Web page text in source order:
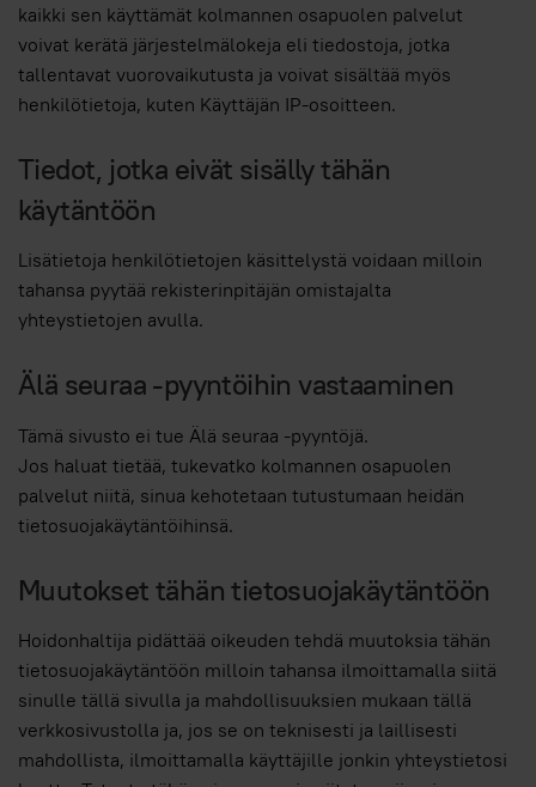
kaikki sen käyttämät kolmannen osapuolen palvelut
voivat kerätä järjestelmälokeja eli tiedostoja, jotka
tallentavat vuorovaikutusta ja voivat sisältää myös
henkilötietoja, kuten Käyttäjän IP-osoitteen.
Tiedot, jotka eivät sisälly tähän
käytäntöön
Lisätietoja henkilötietojen käsittelystä voidaan milloin
tahansa pyytää rekisterinpitäjän omistajalta
yhteystietojen avulla.
Älä seuraa -pyyntöihin vastaaminen
Tämä sivusto ei tue Älä seuraa -pyyntöjä.
Jos haluat tietää, tukevatko kolmannen osapuolen
palvelut niitä, sinua kehotetaan tutustumaan heidän
tietosuojakäytäntöihinsä.
Muutokset tähän tietosuojakäytäntöön
Hoidonhaltija pidättää oikeuden tehdä muutoksia tähän
tietosuojakäytäntöön milloin tahansa ilmoittamalla siitä
sinulle tällä sivulla ja mahdollisuuksien mukaan tällä
verkkosivustolla ja, jos se on teknisesti ja laillisesti
mahdollista, ilmoittamalla käyttäjille jonkin yhteystietosi